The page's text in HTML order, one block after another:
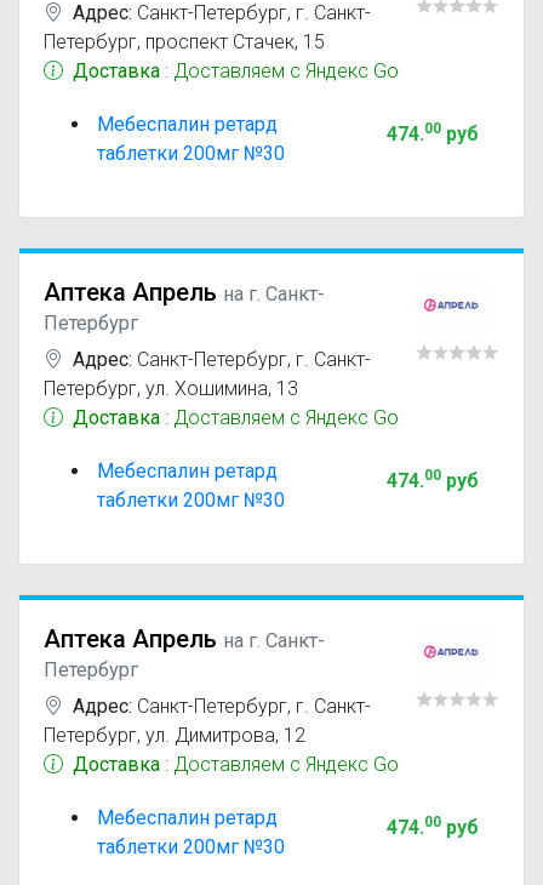
Адрес: Санкт-Петербург, г. Санкт-
Петербург, проспект Стачек, 15
Доставка : Доставляем с Яндекс Go
Мебеспалин ретард
таблетки 200мг №30
474.00руб
Аптека Апрель на г. Санкт-
Петербург
Адрес: Санкт-Петербург, г. Санкт-
Петербург, ул. Хошимина, 13
Доставка : Доставляем с Яндекс Go
Мебеспалин ретард
таблетки 200мг №30
474.00руб
Аптека Апрель на г. Санкт-
Петербург
Адрес: Санкт-Петербург, г. Санкт-
Петербург, ул. Димитрова, 12
Доставка : Доставляем с Яндекс Go
Мебеспалин ретард
таблетки 200мг №30
474.00руб